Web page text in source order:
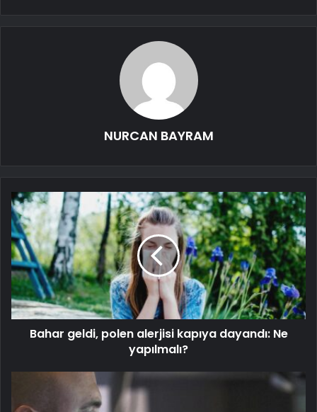
NURCAN BAYRAM
Bahar geldi, polen alerjisi kapıya dayandı: Ne
yapılmalı?